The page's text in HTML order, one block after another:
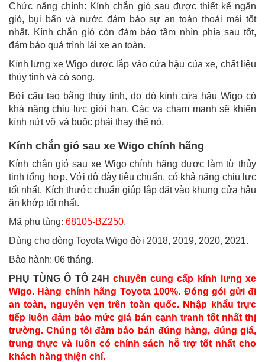
Chức năng chính: Kính chắn gió sau được thiết kế ngăn
gió, bụi bẩn và nước đảm bảo sự an toàn thoải mái tốt
nhất. Kính chắn gió còn đảm bảo tầm nhìn phía sau tốt,
đảm bảo quá trình lái xe an toàn.
Kính lưng xe Wigo được lắp vào cửa hậu của xe, chất liệu
thủy tinh và có song.
Bởi cấu tạo bằng thủy tinh, do đó kính cửa hậu Wigo có
khả năng chịu lực giới hạn. Các va chạm mạnh sẽ khiến
kính nứt vỡ và buộc phải thay thế nó.
Kính chắn gió sau xe Wigo chính hãng
Kính chắn gió sau xe Wigo chính hãng được làm từ thủy
tinh tổng hợp. Với độ dày tiêu chuẩn, có khả năng chịu lực
tốt nhất. Kích thước chuẩn giúp lắp đặt vào khung cửa hậu
ăn khớp tốt nhất.
Mã phụ tùng: 68105-BZ250.
Dùng cho dòng Toyota Wigo đời 2018, 2019, 2020, 2021.
Bảo hành: 06 tháng.
PHỤ TÙNG Ô TÔ 24H chuyên cung cấp kính lưng xe
Wigo. Hàng chính hãng Toyota 100%. Đóng gói gửi đi
an toàn, nguyên vẹn trên toàn quốc. Nhập khẩu trực
tiếp luôn đảm bảo mức giá bán cạnh tranh tốt nhất thị
trường. Chúng tôi đảm bảo bán đúng hàng, đúng giá,
trung thực và luôn có chính sách hỗ trợ tốt nhất cho
khách hàng thiện chí.